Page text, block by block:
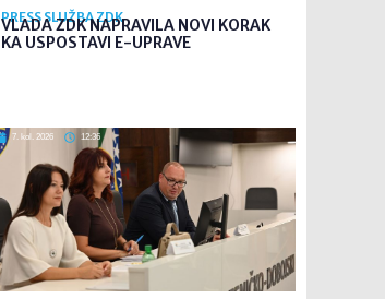
PRESS SLUŽBA ZDK
VLADA ZDK NAPRAVILA NOVI KORAK
KA USPOSTAVI E-UPRAVE
7. kol. 2026 12:36